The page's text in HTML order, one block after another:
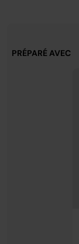
PRÉPARÉ AVEC